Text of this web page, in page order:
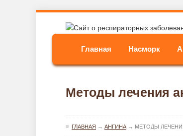
Главная Насморк
Методы лечения
≡ ГЛАВНАЯ → АНГИНА → МЕТОДЫ